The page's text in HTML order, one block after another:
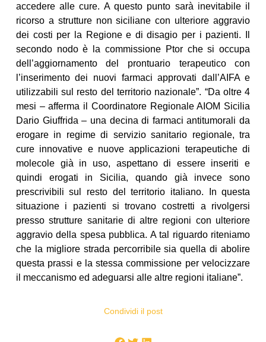
accedere alle cure. A questo punto sarà inevitabile il
ricorso a strutture non siciliane con ulteriore aggravio
dei costi per la Regione e di disagio per i pazienti. Il
secondo nodo è la commissione Ptor che si occupa
dell’aggiornamento del prontuario terapeutico con
l’inserimento dei nuovi farmaci approvati dall’AIFA e
utilizzabili sul resto del territorio nazionale”. “Da oltre 4
mesi – afferma il Coordinatore Regionale AIOM Sicilia
Dario Giuffrida – una decina di farmaci antitumorali da
erogare in regime di servizio sanitario regionale, tra
cure innovative e nuove applicazioni terapeutiche di
molecole già in uso, aspettano di essere inseriti e
quindi erogati in Sicilia, quando già invece sono
prescrivibili sul resto del territorio italiano. In questa
situazione i pazienti si trovano costretti a rivolgersi
presso strutture sanitarie di altre regioni con ulteriore
aggravio della spesa pubblica. A tal riguardo riteniamo
che la migliore strada percorribile sia quella di abolire
questa prassi e la stessa commissione per velocizzare
il meccanismo ed adeguarsi alle altre regioni italiane”.
Condividi il post